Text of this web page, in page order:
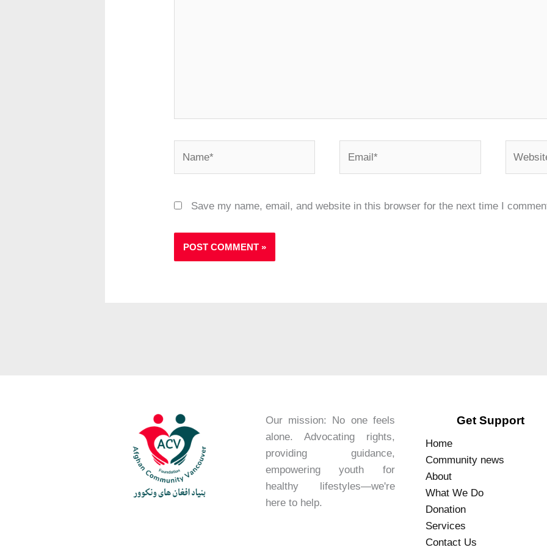
Save my name, email, and website in this browser for the next time I
Our mission: No one feels
alone. Advocating rights,
providing guidance,
empowering youth for
healthy lifestyles—we're
here to help.
Get Support
Home
Community news
About
What We Do
Donation
Services
Contact Us